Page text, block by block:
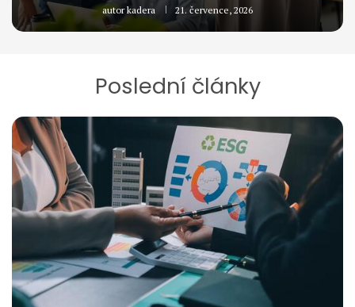
autorkadera 21. července, 2026
Poslední články